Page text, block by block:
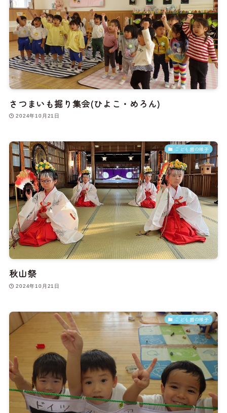
さつまいも掘り集会(ひよこ・めろん)
2024年10月21日
こども園の様子
秋山祭
2024年10月21日
こども園の様子